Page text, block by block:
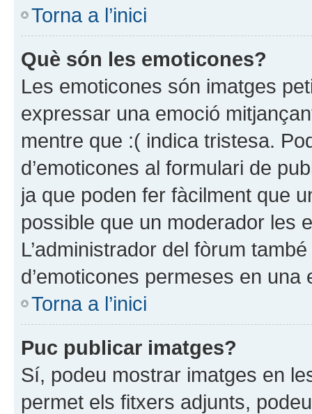
Torna a l’inici
Què són les emoticones?
Les emoticones són imatges
expressar una emoció
mentre que :( indica tristesa.
d’emoticones al formulari de
ja que poden fer fàcilment que
possible que un moderador les
L’administrador del fòrum
d’emoticones permeses en una
Torna a l’inici
Puc publicar imatges?
Sí, podeu mostrar imatges en
permet els fitxers adjunts,